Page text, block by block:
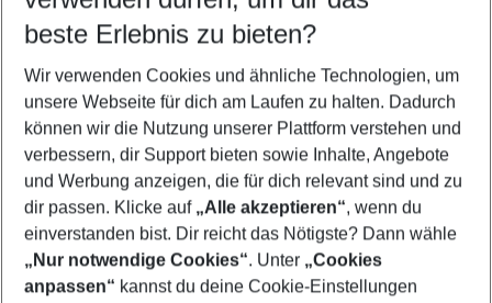
5-8 Nächte
2 Erwachsene Keine Kinder
Mehr Filter anzeigen
Footer
beste Erlebnis zu bieten?
Wir verwenden Cookies und ähnliche Technologien, um
unsere Webseite für dich am Laufen zu halten. Dadurch
können wir die Nutzung unserer Plattform verstehen und
verbessern, dir Support bieten sowie Inhalte, Angebote
und Werbung anzeigen, die für dich relevant sind und zu
dir passen. Klicke auf „Alle akzeptieren“, wenn du
einverstanden bist. Dir reicht das Nötigste? Dann wähle
„Nur notwendige Cookies“. Unter „Cookies
anpassen“ kannst du deine Cookie-Einstellungen